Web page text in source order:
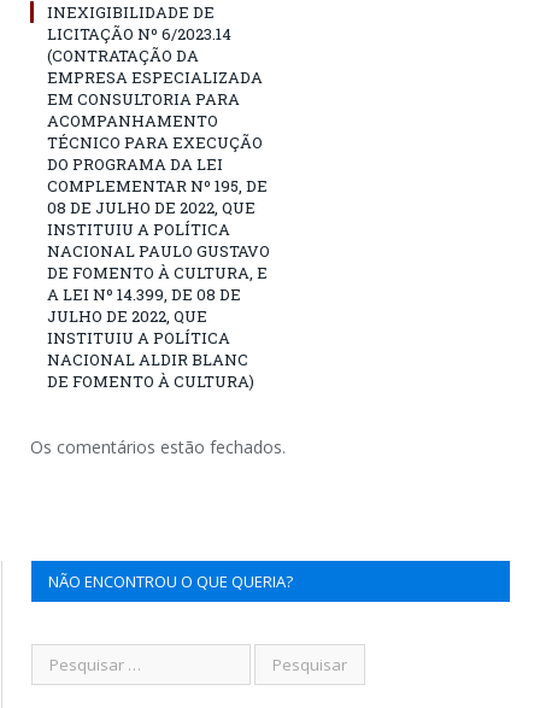
INEXIGIBILIDADE DE
LICITAÇÃO Nº 6/2023.14
(CONTRATAÇÃO DA
EMPRESA ESPECIALIZADA
EM CONSULTORIA PARA
ACOMPANHAMENTO
TÉCNICO PARA EXECUÇÃO
DO PROGRAMA DA LEI
COMPLEMENTAR Nº 195, DE
08 DE JULHO DE 2022, QUE
INSTITUIU A POLÍTICA
NACIONAL PAULO GUSTAVO
DE FOMENTO À CULTURA, E
A LEI Nº 14.399, DE 08 DE
JULHO DE 2022, QUE
INSTITUIU A POLÍTICA
NACIONAL ALDIR BLANC
DE FOMENTO À CULTURA)
Os comentários estão fechados.
NÃO ENCONTROU O QUE QUERIA?